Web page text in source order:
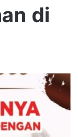
di